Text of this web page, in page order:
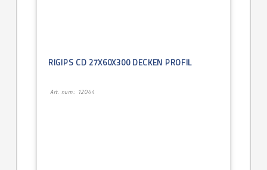
RIGIPS CD 27X60X300 DECKEN PROFIL
Art. num.: 12044